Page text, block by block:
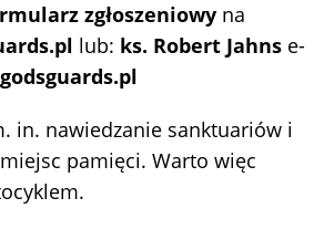
zgłoszeniowy na
lub: ks. Robert Jahns e-
in. nawiedzanie sanktuariów i
pamięci. Warto więc